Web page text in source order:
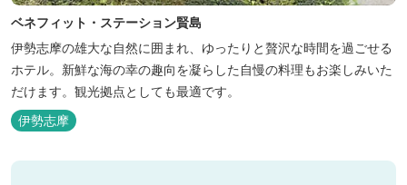
ベネフィット・ステーション賢島
伊勢志摩の雄大な自然に囲まれ、ゆったりと贅沢な時間を過ごせる
ホテル。新鮮な海の幸の趣向を凝らした自慢の料理もお楽しみいた
だけます。観光拠点としても最適です。
伊勢志摩